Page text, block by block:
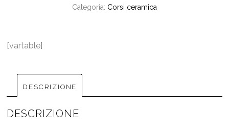
Categoria: Corsi ceramica
[vartable]
DESCRIZIONE
DESCRIZIONE